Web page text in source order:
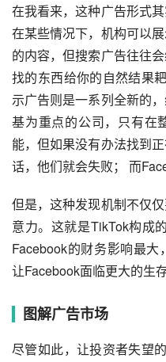
在我看来，这种广告形式
在某些情况下，机构可以
的内容，但搜索广告往往
找的东西给你的自然结果
示广告则是一系列全新的
基为重点的公司，只有在
能，但如果没有办法找到
话，他们就会失败； 而
但是，这种发现机制不仅
意力。这就是TikTok构成
Facebook的财务影响最
让Facebook面临更大的生存
图解广告市场
尽管如此，让投资者失望